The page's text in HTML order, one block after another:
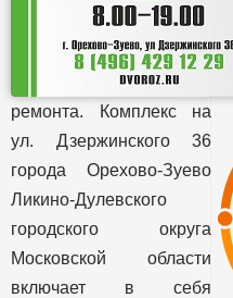
ремонта. Комплекс на
ул. Дзержинского 36
города Орехово-Зуево
Ликино-Дулевского
городского округа
Московской области
включает в себя